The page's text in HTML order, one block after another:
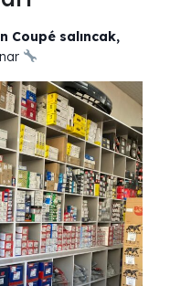
Coupé salıncak,